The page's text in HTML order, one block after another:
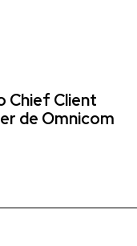
Chief Client
de Omnicom